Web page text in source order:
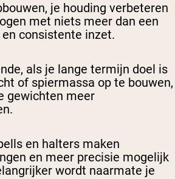
je houding verbeteren
met niets meer dan een
consistente inzet.
als je lange termijn doel is
of spiermassa op te bouwen,
gewichten meer
en halters maken
en meer precisie mogelijk
wordt naarmate je